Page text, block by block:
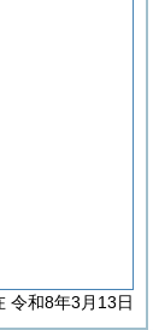
令和8年3月13日